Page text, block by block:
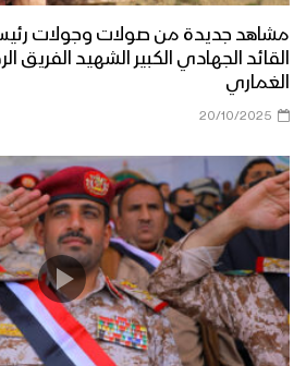
مشاهد جديدة من صولات وجولات رئيس
القائد الجهادي الكبير الشهيد الفريق
الغماري
20/10/2025